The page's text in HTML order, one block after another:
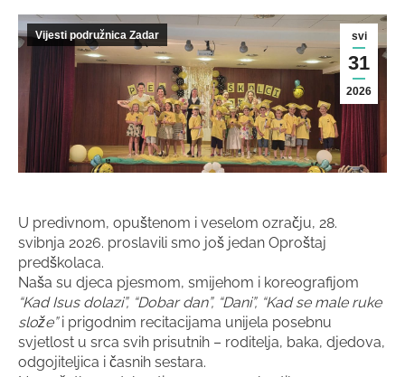
svi
31
2026
Vijesti podružnica Zadar
U predivnom, opuštenom i veselom ozračju, 28.
svibnja 2026. proslavili smo još jedan Oproštaj
predškolaca.
Naša su djeca pjesmom, smijehom i koreografijom
“Kad Isus dolazi”, “Dobar dan”, “Dani”, “Kad se male ruke
slože”i prigodnim recitacijama unijela posebnu
svjetlost u srca svih prisutnih – roditelja, baka, djedova,
odgojiteljica i časnih sestara.